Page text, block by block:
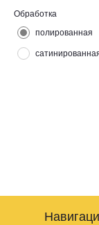
Обработка
полированная